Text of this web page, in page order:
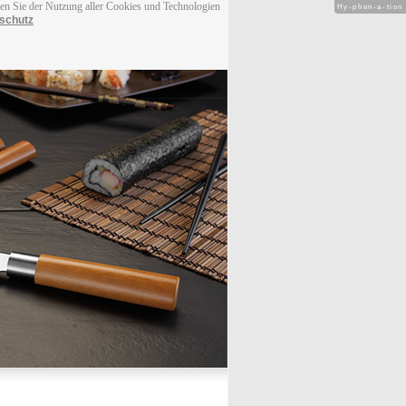
Sie der Nutzung aller Cookies und Technologien
Hy-phen-a-tion